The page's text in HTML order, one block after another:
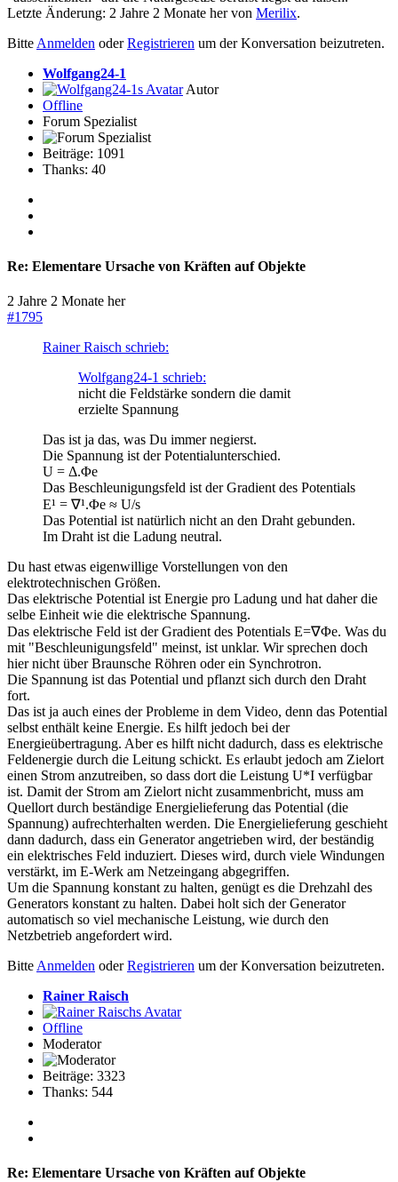
Letzte Änderung: 2 Jahre 2 Monate her von Merilix.
Bitte Anmelden oderRegistrieren um der Konversation beizutreten.
Wolfgang24-1
Autor
Offline
Forum Spezialist
Beiträge: 1091
Thanks: 40
Re: Elementare Ursache von Kräften auf Objekte
2 Jahre 2 Monate her
#1795
Rainer Raisch schrieb:
Wolfgang24-1 schrieb:
nicht die Feldstärke sondern die damit
erzielte Spannung
Das ist ja das, was Du immer negierst.
Die Spannung ist der Potentialunterschied.
U = Δ.Φe
Das Beschleunigungsfeld ist der Gradient des Potentials
E¹ = ∇¹.Φe ≈ U/s
Das Potential ist natürlich nicht an den Draht gebunden.
Im Draht ist die Ladung neutral.
Du hast etwas eigenwillige Vorstellungen von den
elektrotechnischen Größen.
Das elektrische Potential ist Energie pro Ladung und hat daher die
selbe Einheit wie die elektrische Spannung.
Das elektrische Feld ist der Gradient des Potentials E=∇Φe. Was du
mit "Beschleunigungsfeld" meinst, ist unklar. Wir sprechen doch
hier nicht über Braunsche Röhren oder ein Synchrotron.
Die Spannung ist das Potential und pflanzt sich durch den Draht
fort.
Das ist ja auch eines der Probleme in dem Video, denn das Potential
selbst enthält keine Energie. Es hilft jedoch bei der
Energieübertragung. Aber es hilft nicht dadurch, dass es elektrische
Feldenergie durch die Leitung schickt. Es erlaubt jedoch am Zielort
einen Strom anzutreiben, so dass dort die Leistung U*I verfügbar
ist. Damit der Strom am Zielort nicht zusammenbricht, muss am
Quellort durch beständige Energielieferung das Potential (die
Spannung) aufrechterhalten werden. Die Energielieferung geschieht
dann dadurch, dass ein Generator angetrieben wird, der beständig
ein elektrisches Feld induziert. Dieses wird, durch viele Windungen
verstärkt, im E-Werk am Netzeingang abgegriffen.
Um die Spannung konstant zu halten, genügt es die Drehzahl des
Generators konstant zu halten. Dabei holt sich der Generator
automatisch so viel mechanische Leistung, wie durch den
Netzbetrieb angefordert wird.
Bitte Anmelden oderRegistrieren um der Konversation beizutreten.
Rainer Raisch
Offline
Moderator
Beiträge: 3323
Thanks: 544
Re: Elementare Ursache von Kräften auf Objekte